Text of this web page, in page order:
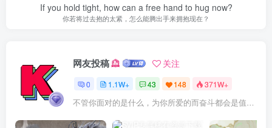
If you hold tight, how can a free hand to hug now?
你若将过去抱的太紧，怎么能腾出手来拥抱现在？
网友投稿 关注
0 1.1W+ 43 148 371W+
不管你面对的是什么，为你所爱的而奋斗都会是值得的